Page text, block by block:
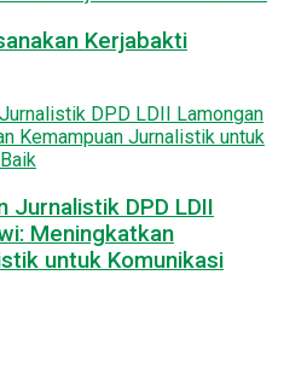
Kerjabakti
Jurnalistik DPD LDII
Meningkatkan
untuk Komunikasi